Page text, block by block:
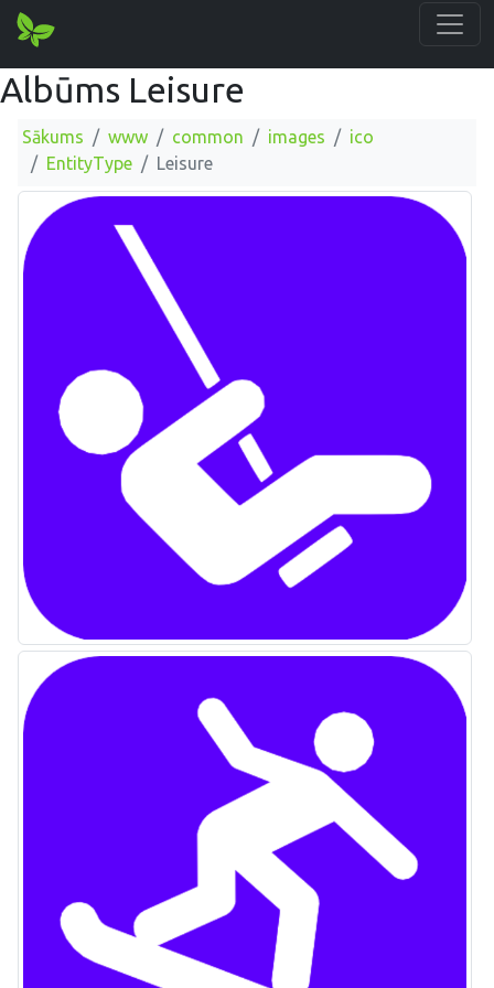
Albūms Leisure
Sākums www common images
ico
EntityType
Leisure